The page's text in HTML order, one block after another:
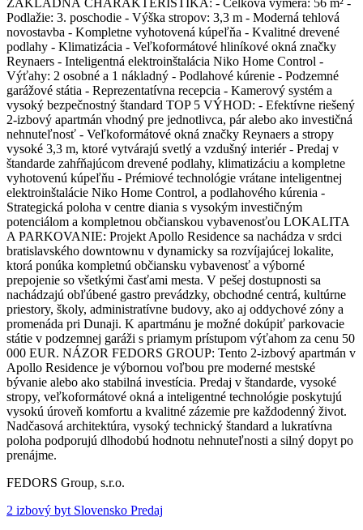
ZÁKLADNÁ CHARAKTERISTIKA: - Celková výmera: 56 m² -
Podlažie: 3. poschodie - Výška stropov: 3,3 m - Moderná tehlová
novostavba - Kompletne vyhotovená kúpeľňa - Kvalitné drevené
podlahy - Klimatizácia - Veľkoformátové hliníkové okná značky
Reynaers - Inteligentná elektroinštalácia Niko Home Control -
Výťahy: 2 osobné a 1 nákladný - Podlahové kúrenie - Podzemné
garážové státia - Reprezentatívna recepcia - Kamerový systém a
vysoký bezpečnostný štandard TOP 5 VÝHOD: - Efektívne riešený
2-izbový apartmán vhodný pre jednotlivca, pár alebo ako investičná
nehnuteľnosť - Veľkoformátové okná značky Reynaers a stropy
vysoké 3,3 m, ktoré vytvárajú svetlý a vzdušný interiér - Predaj v
štandarde zahŕňajúcom drevené podlahy, klimatizáciu a kompletne
vyhotovenú kúpeľňu - Prémiové technológie vrátane inteligentnej
elektroinštalácie Niko Home Control, a podlahového kúrenia -
Strategická poloha v centre diania s vysokým investičným
potenciálom a kompletnou občianskou vybavenosťou LOKALITA
A PARKOVANIE: Projekt Apollo Residence sa nachádza v srdci
bratislavského downtownu v dynamicky sa rozvíjajúcej lokalite,
ktorá ponúka kompletnú občiansku vybavenosť a výborné
prepojenie so všetkými časťami mesta. V pešej dostupnosti sa
nachádzajú obľúbené gastro prevádzky, obchodné centrá, kultúrne
priestory, školy, administratívne budovy, ako aj oddychové zóny a
promenáda pri Dunaji. K apartmánu je možné dokúpiť parkovacie
státie v podzemnej garáži s priamym prístupom výťahom za cenu 50
000 EUR. NÁZOR FEDORS GROUP: Tento 2-izbový apartmán v
Apollo Residence je výbornou voľbou pre moderné mestské
bývanie alebo ako stabilná investícia. Predaj v štandarde, vysoké
stropy, veľkoformátové okná a inteligentné technológie poskytujú
vysokú úroveň komfortu a kvalitné zázemie pre každodenný život.
Nadčasová architektúra, vysoký technický štandard a lukratívna
poloha podporujú dlhodobú hodnotu nehnuteľnosti a silný dopyt po
prenájme.
FEDORS Group, s.r.o.
2 izbový byt Slovensko Predaj